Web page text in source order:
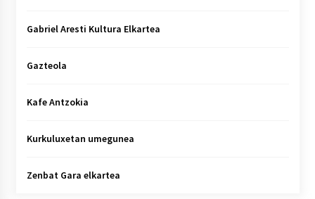
Gabriel Aresti Kultura Elkartea
Gazteola
Kafe Antzokia
Kurkuluxetan umegunea
Zenbat Gara elkartea